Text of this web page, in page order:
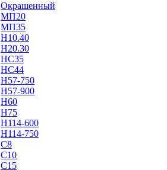
Окрашенный
МП20
МП35
Н10.40
Н20.30
НС35
НС44
Н57-750
Н57-900
Н60
Н75
Н114-600
Н114-750
С8
С10
С15